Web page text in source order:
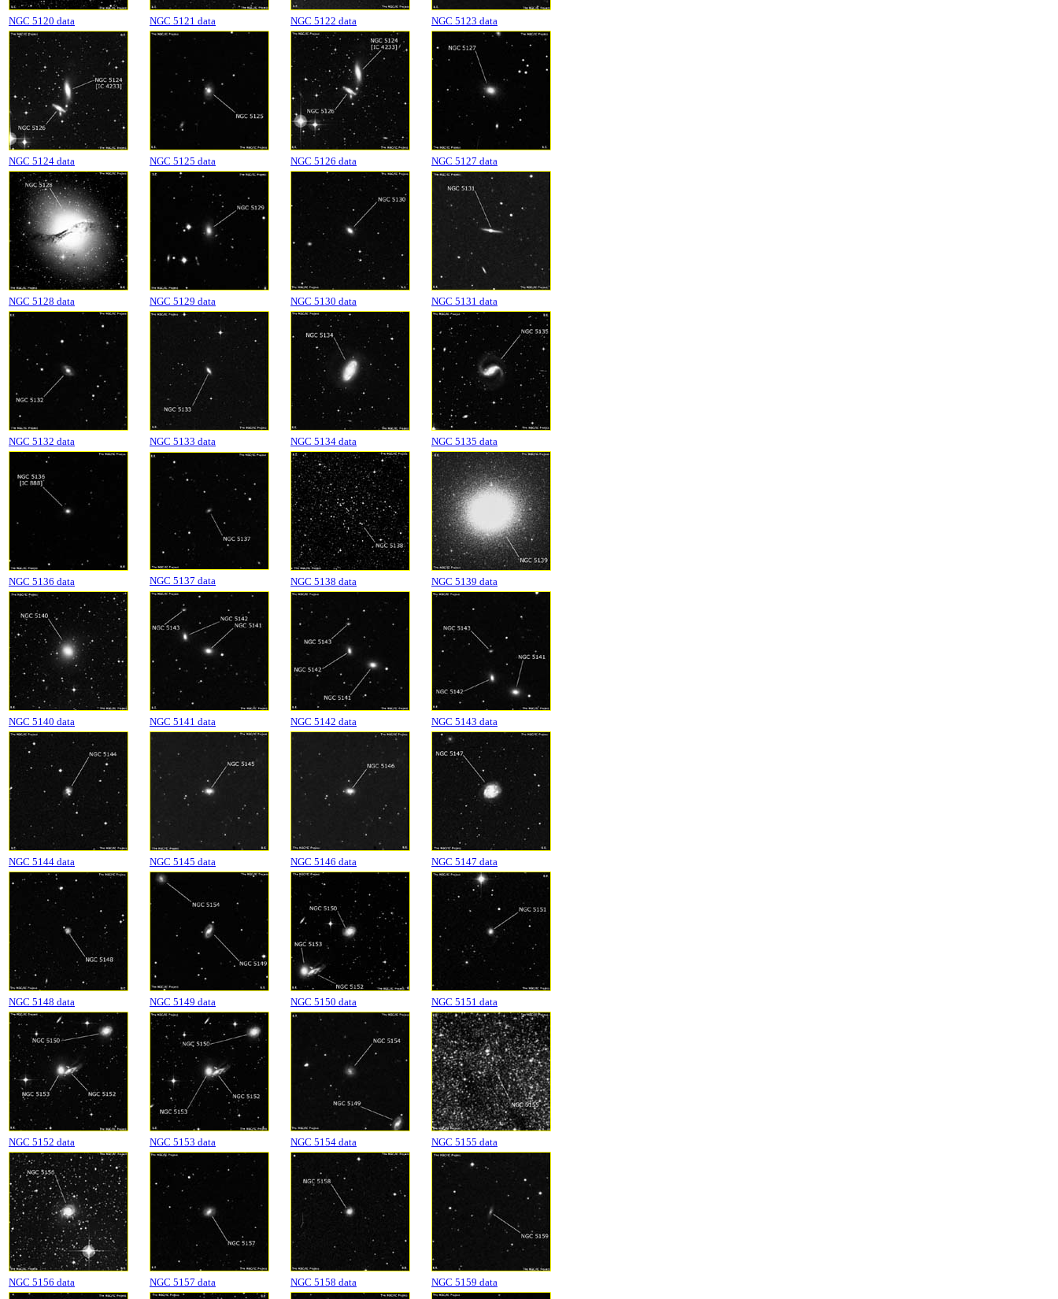
NGC 5120 data NGC 5121 data NGC 5122 data NGC 5123 data
NGC 5124 data NGC 5125 data NGC 5126 data NGC 5127 data
NGC 5128 data NGC 5129 data NGC 5130 data NGC 5131 data
NGC 5132 data NGC 5133 data NGC 5134 data NGC 5135 data
NGC 5136 data NGC 5137 data NGC 5138 data NGC 5139 data
NGC 5140 data NGC 5141 data NGC 5142 data NGC 5143 data
NGC 5144 data NGC 5145 data NGC 5146 data NGC 5147 data
NGC 5148 data NGC 5149 data NGC 5150 data NGC 5151 data
NGC 5152 data NGC 5153 data NGC 5154 data NGC 5155 data
NGC 5156 data NGC 5157 data NGC 5158 data NGC 5159 data